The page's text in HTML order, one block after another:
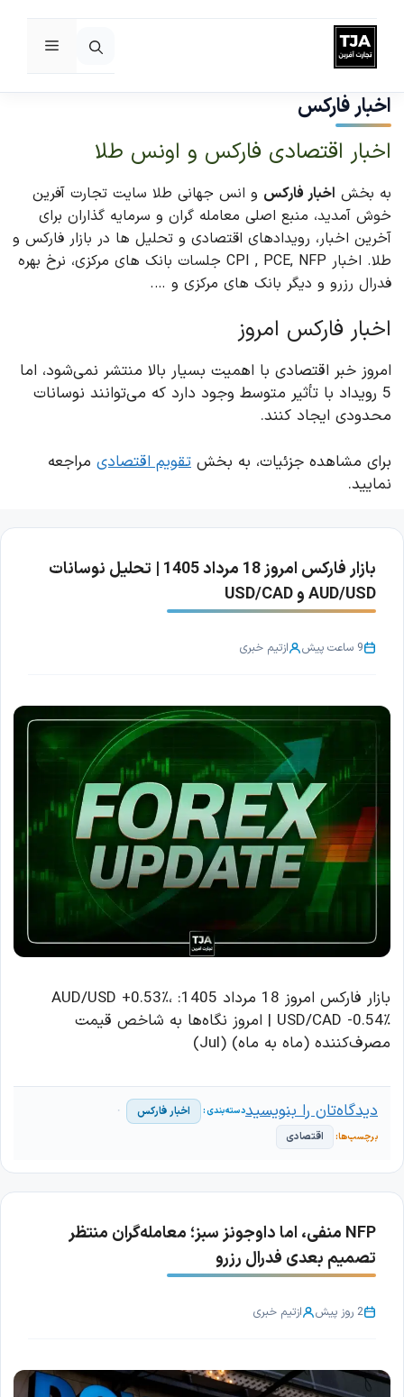
پرش
به
محتوا
فهرست
اخبار فارکس
اخبار اقتصادی فارکس و اونس طلا
به بخش اخبار فارکس و انس جهانی طلا سایت تجارت آفرین
خوش آمدید، منبع اصلی معامله گران و سرمایه گذاران برای
آخرین اخبار، رویدادهای اقتصادی و تحلیل ها در بازار فارکس و
طلا. اخبار CPI , PCE, NFP جلسات بانک های مرکزی، نرخ بهره
فدرال رزرو و دیگر بانک های مرکزی و ….
اخبار فارکس امروز
امروز خبر اقتصادی با اهمیت بسیار بالا منتشر نمی‌شود، اما
5 رویداد با تأثیر متوسط وجود دارد که می‌توانند نوسانات
محدودی ایجاد کنند.
برای مشاهده جزئیات، به بخش تقویم اقتصادی مراجعه
نمایید.
بازار فارکس امروز 18 مرداد 1405 | تحلیل نوسانات
AUD/USD و USD/CAD
9 ساعت پیش ازتیم خبری
بازار فارکس امروز 18 مرداد 1405: AUD/USD +0.53٪،
USD/CAD -0.54٪ | امروز نگاه‌ها به شاخص قیمت
مصرف‌کننده (ماه به ماه) (Jul)
اخبار فارکس
اقتصادی
دیدگاه‌تان را بنویسید
NFP منفی، اما داوجونز سبز؛ معامله‌گران منتظر
تصمیم بعدی فدرال رزرو
2 روز پیش ازتیم خبری